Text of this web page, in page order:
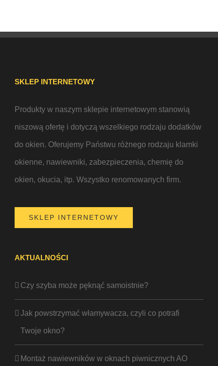
SKLEP INTERNETOWY
Produkty w naszym sklepie internetowym stanowią
niszową ofertę i dotyczą wszelkiego rodzaju dodatków
do okien. Oferujemy Państwu różnego rodzaju klamki
okienne, nawiewniki, zabezpieczenia, chemię do
okien, okucia, itp. Wszystko renomowanych firm.
SKLEP INTERNETOWY
AKTUALNOŚCI
Czy szyba może pęknąć samoistnie?
Jak powstrzymać włamywacza, czyli co potrafi
Twoje okno?
Montaż nawiewników w oknach piwnicznych AO